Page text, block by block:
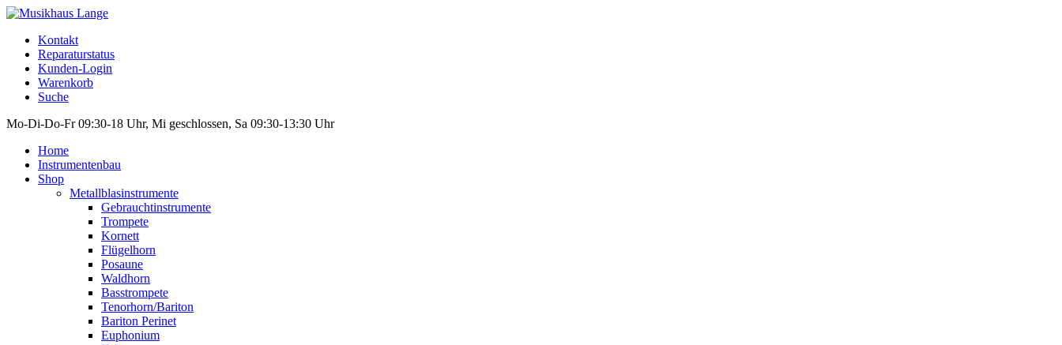
Kontakt
Reparaturstatus
Kunden-Login
Warenkorb
Suche
Mo-Di-Do-Fr 09:30-18 Uhr, Mi geschlossen, Sa 09:30-13:30 Uhr
Home
Instrumentenbau
Shop
Metallblasinstrumente
Gebrauchtinstrumente
Trompete
Kornett
Flügelhorn
Posaune
Waldhorn
Basstrompete
Tenorhorn/Bariton
Bariton Perinet
Euphonium